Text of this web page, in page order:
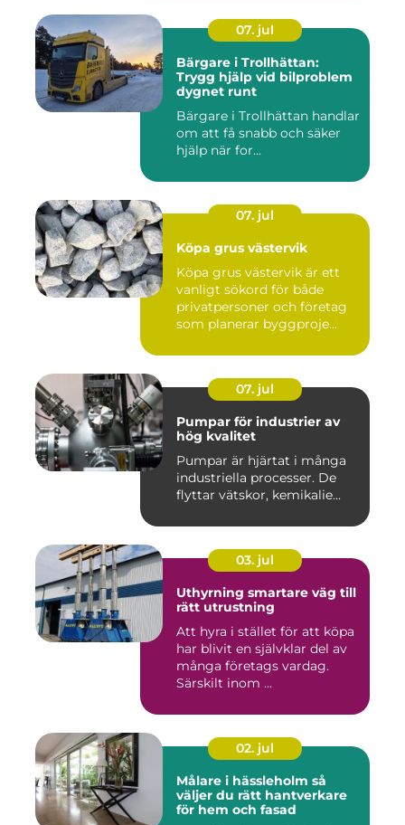
07. jul
Bärgare i Trollhättan:
Trygg hjälp vid bilproblem
dygnet runt
Bärgare i Trollhättan handlar
om att få snabb och säker
hjälp när for...
07. jul
Köpa grus västervik
Köpa grus västervik är ett
vanligt sökord för både
privatpersoner och företag
som planerar byggproje...
07. jul
Pumpar för industrier av
hög kvalitet
Pumpar är hjärtat i många
industriella processer. De
flyttar vätskor, kemikalie...
03. jul
Uthyrning smartare väg till
rätt utrustning
Att hyra i stället för att köpa
har blivit en självklar del av
många företags vardag.
Särskilt inom ...
02. jul
Målare i hässleholm så
väljer du rätt hantverkare
för hem och fasad